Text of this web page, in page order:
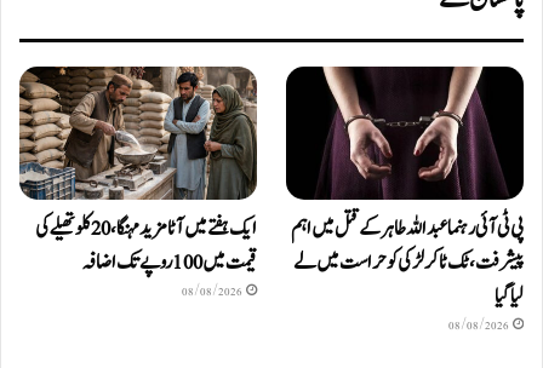
پی ٹی آئی رہنما عبداللہ طاہر کے قتل میں اہم
پیشرفت، ٹک ٹاکر لڑکی کو حراست میں لے
لیا گیا
08/08/2026
ایک ہفتے میں آٹا مزید مہنگا، 20 کلو تھیلے کی
قیمت میں 100 روپے تک اضافہ
08/08/2026